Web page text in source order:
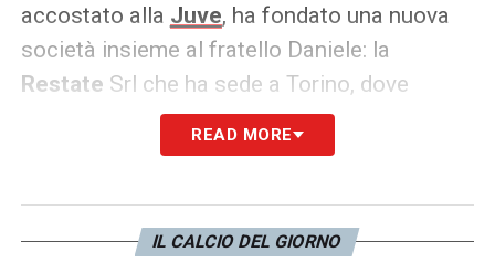
accostato alla Juve, ha fondato una nuova
società insieme al fratello Daniele: la
Restate Srl che ha sede a Torino, dove
risultano residenti.
l’assunzione, la detenzione e la gestione di
partecipazioni in altre società, sia italiane
READ MORE
IL CALCIO DEL GIORNO